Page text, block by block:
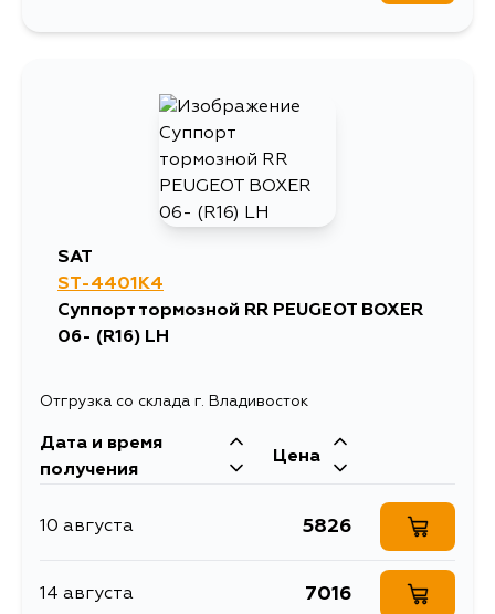
SAT
ST-4401K4
Суппорт тормозной RR PEUGEOT BOXER
06- (R16) LH
Отгрузка со склада г. Владивосток
Дата и время
получения
Цена
10 августа 5826
14 августа 7016